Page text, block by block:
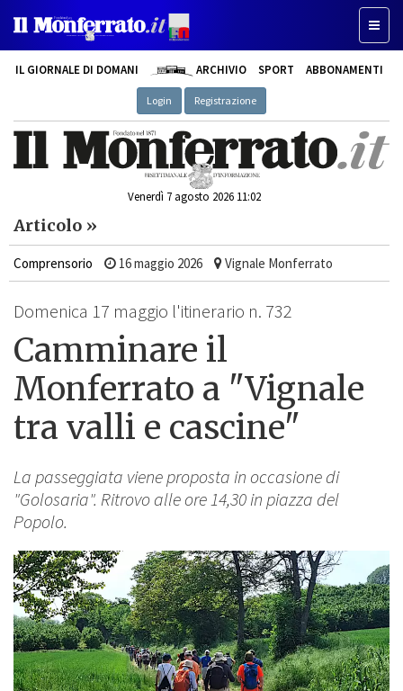
IL GIORNALE DI DOMANI ARCHIVIO SPORT ABBONAMENTI
Login Registrazione
Venerdì 7 agosto 2026 11:02
Articolo »
Comprensorio 16 maggio 2026 Vignale Monferrato
Domenica 17 maggio l'itinerario n. 732
Camminare il
Monferrato a "Vignale
tra valli e cascine"
La passeggiata viene proposta in occasione di
"Golosaria". Ritrovo alle ore 14,30 in piazza del
Popolo.